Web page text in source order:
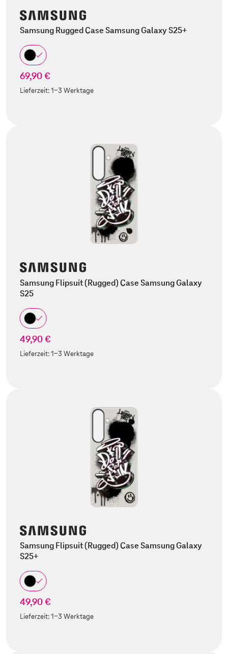
Samsung Rugged Case Samsung Galaxy S25+
69,90 €
Lieferzeit:1-3 Werktage
Samsung Flipsuit (Rugged) Case Samsung Galaxy
S25
49,90 €
Lieferzeit:1-3 Werktage
Samsung Flipsuit (Rugged) Case Samsung Galaxy
S25+
49,90 €
Lieferzeit:1-3 Werktage